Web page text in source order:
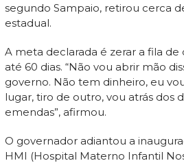
segundo Sampaio, retirou cerca
estadual.
A meta declarada é zerar a fila de
até 60 dias. “Não vou abrir mão
governo. Não tem dinheiro, eu
lugar, tiro de outro, vou atrás dos
emendas”, afirmou.
O governador adiantou a
HMI (Hospital Materno Infantil